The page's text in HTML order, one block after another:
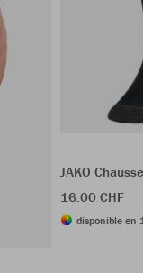
JAKO
16.00 CHF
disponible en